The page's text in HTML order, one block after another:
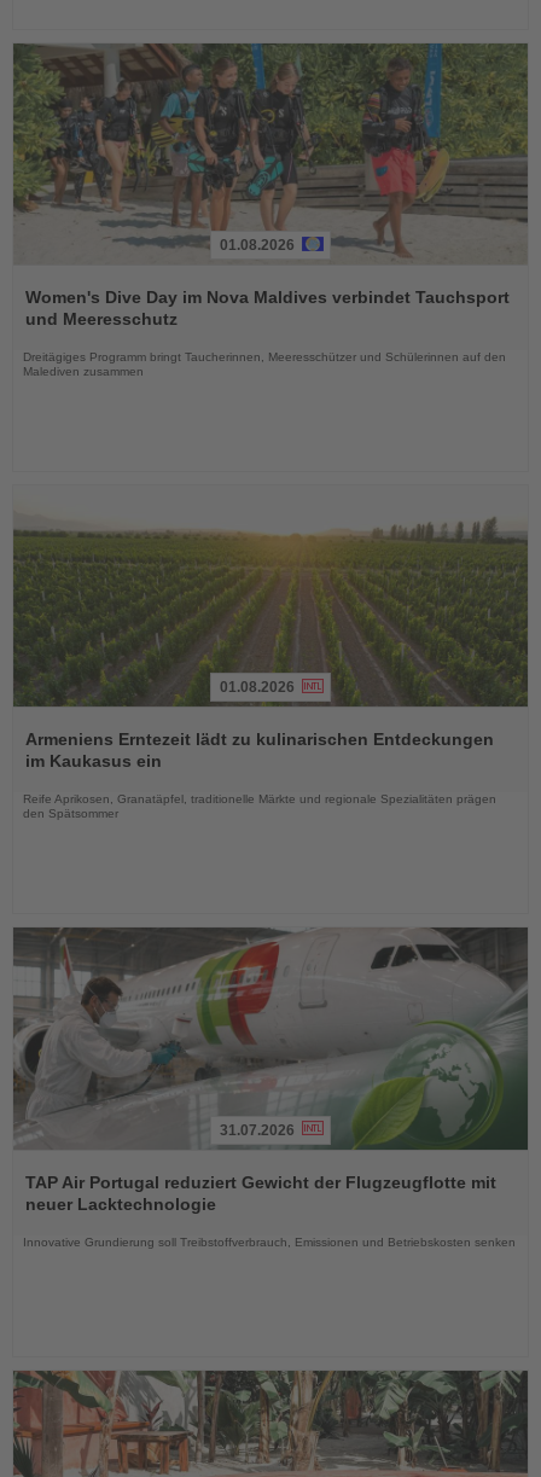
Sie
die
01.08.2026
Women's Dive Day im Nova Maldives verbindet Tauchsport
und Meeresschutz
Dreitägiges Programm bringt Taucherinnen, Meeresschützer und Schülerinnen auf den
Malediven zusammen
Sie
die
01.08.2026
Armeniens Erntezeit lädt zu kulinarischen Entdeckungen
im Kaukasus ein
Reife Aprikosen, Granatäpfel, traditionelle Märkte und regionale Spezialitäten prägen
den Spätsommer
Sie
die
31.07.2026
TAP Air Portugal reduziert Gewicht der Flugzeugflotte mit
neuer Lacktechnologie
Innovative Grundierung soll Treibstoffverbrauch, Emissionen und Betriebskosten senken